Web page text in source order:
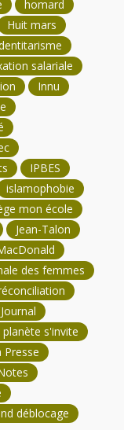
homard
Huit mars
salariale
Innu
IPBES
islamophobie
mon école
Jean-Talon
des femmes
planète s'invite
Presse
déblocage